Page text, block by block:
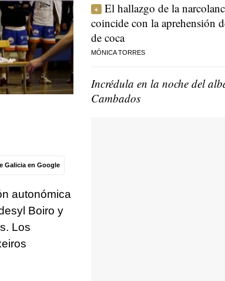
Galicia en Google
autonómica
Boiro y
Los
El hallazgo de la
coincide con la aprehensión
de coca
MÓNICA TORRES
Incrédula en la noche del
Cambados